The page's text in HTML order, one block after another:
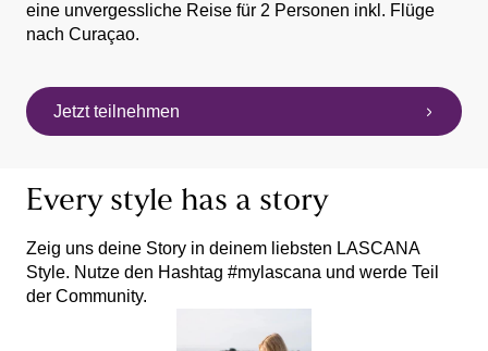
eine unvergessliche Reise für 2 Personen inkl. Flüge
nach Curaçao.
Jetzt teilnehmen
Every style has a story
Zeig uns deine Story in deinem liebsten LASCANA
Style. Nutze den Hashtag #mylascana und werde Teil
der Community.